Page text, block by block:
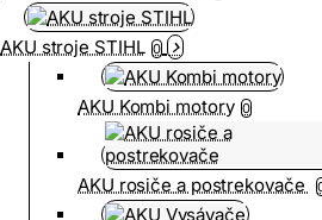
AKU stroje STIHL 0
AKU Kombi motory 0
AKU rosiče a postrekovače